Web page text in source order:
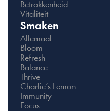
Betrokkenheid
Vitaliteit
Smaken
Allemaal
Bloom
Refresh
Balance
Thrive
Charlie’s Lemon
Immunity
Focus